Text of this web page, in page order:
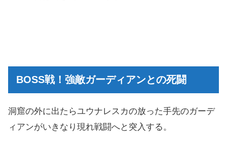
BOSS戦！強敵ガーディアンとの死闘
洞窟の外に出たらユウナレスカの放った手先のガーデ
ィアンがいきなり現れ戦闘へと突入する。